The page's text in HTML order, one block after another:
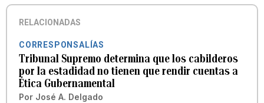
RELACIONADAS
CORRESPONSALÍAS
Tribunal Supremo determina que los cabilderos
por la estadidad no tienen que rendir cuentas a
Ética Gubernamental
Por José A. Delgado